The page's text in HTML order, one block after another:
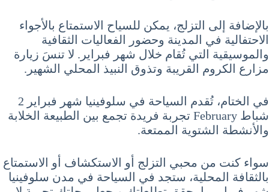
بالإضافة إلى التزلج، يمكن للسياح الاستمتاع بالأجواء
الاحتفالية في المدينة وحضور الفعاليات الثقافية
والموسيقية التي تُقام خلال شهر فبراير. لا تنسَ زيارة
مزارع الكروم القريبة وتذوق النبيذ المحلي الشهير.
في الختام، تُقدم السياحة في سلوفينيا شهر فبراير 2
شباط February تجربة فريدة تجمع بين الطبيعة الخلابة
والأنشطة الشتوية الممتعة.
سواء كنت من محبي التزلج أو الاستكشاف أو الاستمتاع
بالثقافة المحلية، ستجد في السياحة في مدن سلوفينيا